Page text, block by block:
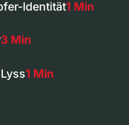
Identität1 Min
3 Min
1 Min